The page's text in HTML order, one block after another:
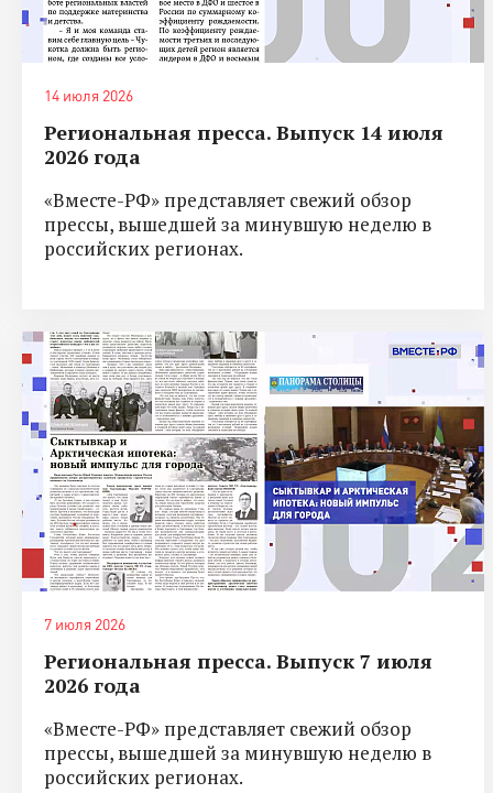
14 июля 2026
Региональная пресса. Выпуск 14 июля
2026 года
«Вместе-РФ» представляет свежий обзор
прессы, вышедшей за минувшую неделю в
российских регионах.
7 июля 2026
Региональная пресса. Выпуск 7 июля
2026 года
«Вместе-РФ» представляет свежий обзор
прессы, вышедшей за минувшую неделю в
российских регионах.